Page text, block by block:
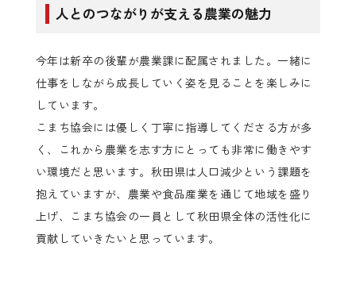
人とのつながりが支える農業の魅力
今年は新卒の後輩が農業課に配属されました。一緒に
仕事をしながら成長していく姿を見ることを楽しみに
しています。
こまち協会には優しく丁寧に指導してくださる方が多
く、これから農業を志す方にとっても非常に働きやす
い環境だと思います。秋田県は人口減少という課題を
抱えていますが、農業や食品産業を通じて地域を盛り
上げ、こまち協会の一員として秋田県全体の活性化に
貢献していきたいと思っています。